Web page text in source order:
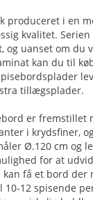
produceret i en
kvalitet.
og uanset om du
kan du til
tillægsplader.
er fremstillet
i krydsfiner,
Ø.120 cm og
for at
få et bord der
10-12 spisende